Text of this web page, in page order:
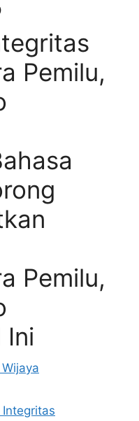
Pemilu,
Pemilu,
Ini